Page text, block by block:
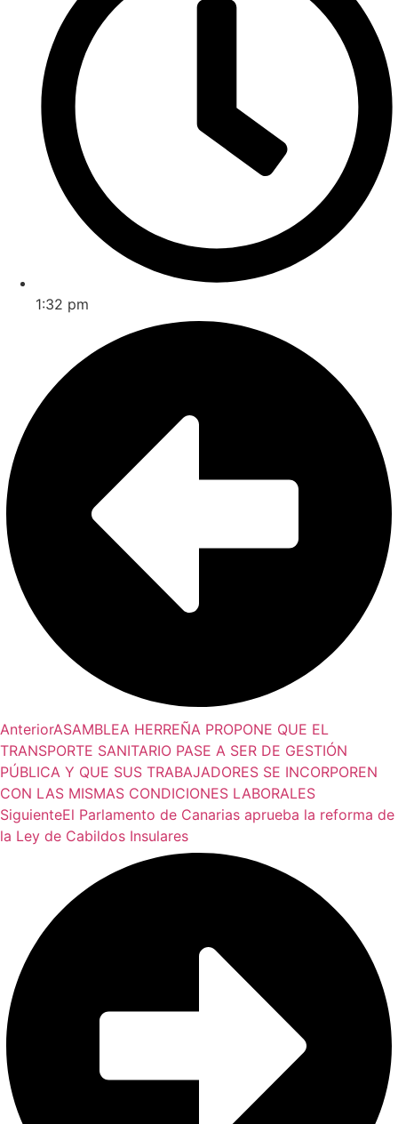
1:32 pm
AnteriorASAMBLEA HERREÑA PROPONE QUE EL
TRANSPORTE SANITARIO PASE A SER DE GESTIÓN
PÚBLICA Y QUE SUS TRABAJADORES SE INCORPOREN
CON LAS MISMAS CONDICIONES LABORALES
SiguienteEl Parlamento de Canarias aprueba la reforma de
la Ley de Cabildos Insulares